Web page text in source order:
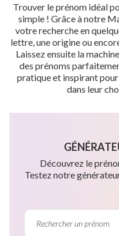
Trouver le prénom idéal
simple ! Grâce à notre
votre recherche en
lettre, une origine ou
Laissez ensuite la
des prénoms
pratique et inspirant
dans leur
Découvrez le
Testez notre